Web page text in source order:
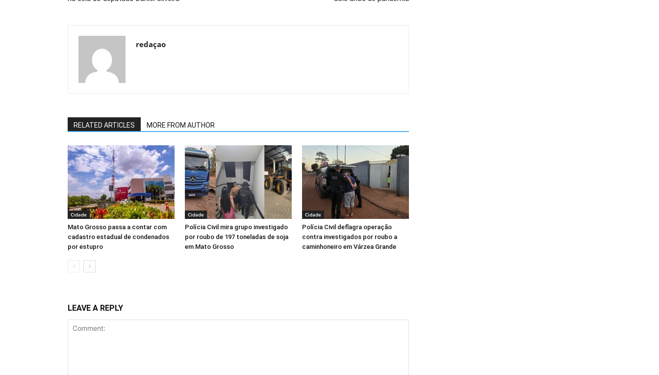
redaçao
RELATED ARTICLES MORE FROM AUTHOR
Cidade
Mato Grosso passa a contar com
cadastro estadual de condenados
por estupro
Cidade
Polícia Civil mira grupo investigado
por roubo de 197 toneladas de soja
em Mato Grosso
Cidade
Polícia Civil deflagra operação
contra investigados por roubo a
caminhoneiro em Várzea Grande
LEAVE A REPLY